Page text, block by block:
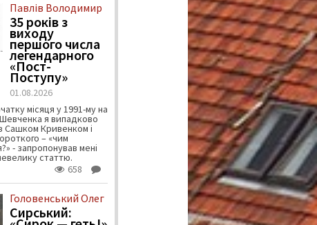
Павлів Володимир
35 років з
виходу
першого числа
легендарного
«Пост-
Поступу»
01.08.2026
місяця у 1991-му на
я випадково
Сашком Кривенком і
– «чим
- запропонував мені
статтю.
658
Головенський Олег
Сирський: